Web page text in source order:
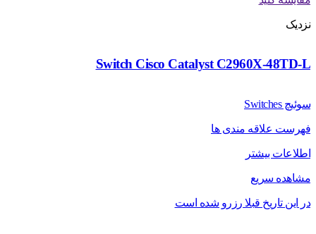
نزدیک
Switch Cisco Catalyst C2960X-48TD-L
سوئیچ Switches
فهرست علاقه مندی ها
اطلاعات بیشتر
مشاهده سریع
در این تاریخ قبلا رزرو شده است